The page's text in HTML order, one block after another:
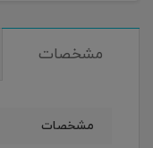
مشخصات
مشخصات